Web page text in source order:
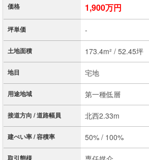
価格 1,900万円
坪単価 -
土地面積 173.4m² / 52.45坪
地目 宅地
用途地域 第一種低層
接道方向 / 道路幅員 北西2.33m
建ぺい率 / 容積率 50% / 100%
取引態様